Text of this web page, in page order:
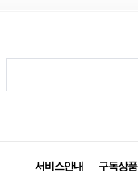
서비스안내 구독상